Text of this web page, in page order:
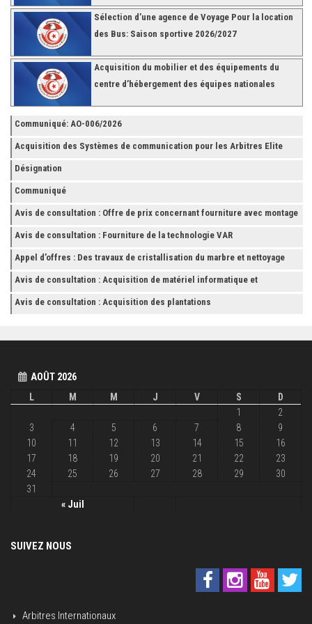
Sélection d’une agence de Voyage Pour la location
des Bus: Saison sportive 2026/2027
Acquisition du mobilier et des équipements du
centre d’hébergement des équipes nationales
Communiqué: AO-006/2026
Acquisition des Systèmes de communication pour les Arbitres Elite
Désignation
Communiqué
Avis de consultation : Offre de prix concernant fourniture avec montage
et finition de RAYONNAGES pour la Fédération Tunisienne de Football
Avis de consultation : Fourniture de la technologie VAR
Appel d’offres : Des travaux de cristallisation du marbre et nettoyage
des grès
Avis de consultation : Acquisition de matériel informatique et
Accessoires
Avis de consultation : Acquisition des plantations
AOÛT 2026
L
M M J V S D
« Juil
1
2
3
4 5 6 7 8
9
10
11 12 13 14 15
16
17
18 19 20 21 22
23
24
25 26 27 28 29
30
31
SUIVEZ NOUS
Arbitres Internationaux